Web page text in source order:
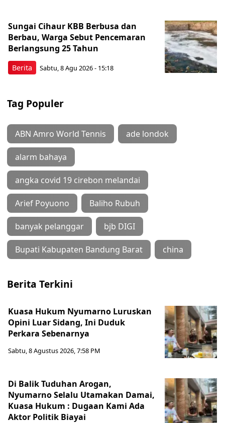
Berita
Sungai Cihaur KBB Berbusa dan
Berbau, Warga Sebut Pencemaran
Berlangsung 25 Tahun
Sabtu, 8 Agu 2026 - 15:18
Tag Populer
ABN Amro World Tennis ade londok
alarm bahaya
angka covid 19 cirebon melandai
Arief Poyuono Baliho Rubuh
banyak pelanggar bjb DIGI
Bupati Kabupaten Bandung Barat china
Berita Terkini
Kuasa Hukum Nyumarno Luruskan
Opini Luar Sidang, Ini Duduk
Perkara Sebenarnya ​
Sabtu, 8 Agustus 2026, 7:58 PM
Di Balik Tuduhan Arogan,
Nyumarno Selalu Utamakan Damai,
Kuasa Hukum : Dugaan Kami Ada
Aktor Politik Biayai